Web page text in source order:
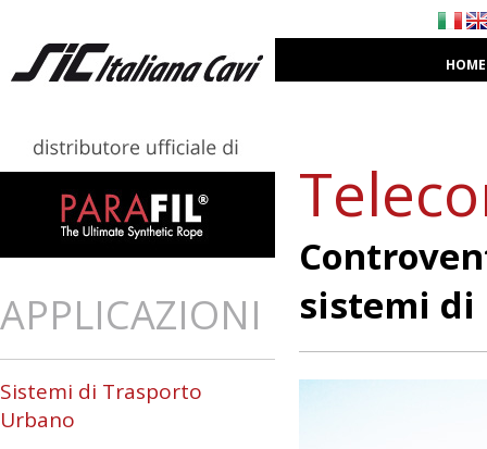
HOME
APPLICAZIONI
Sistemi di Trasporto
Urbano
sistemi di